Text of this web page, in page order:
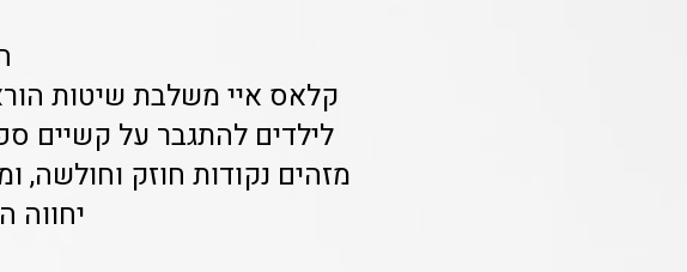
קלאס איי משלבת שיטות
לילדים להתגבר על קשיים
מזהים נקודות חוזק
יחווה